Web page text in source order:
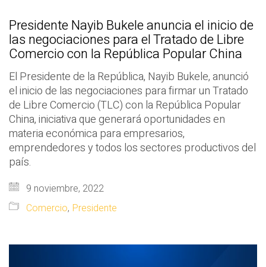
Presidente Nayib Bukele anuncia el inicio de
las negociaciones para el Tratado de Libre
Comercio con la República Popular China
El Presidente de la República, Nayib Bukele, anunció
el inicio de las negociaciones para firmar un Tratado
de Libre Comercio (TLC) con la República Popular
China, iniciativa que generará oportunidades en
materia económica para empresarios,
emprendedores y todos los sectores productivos del
país.
9 noviembre, 2022
Comercio, Presidente